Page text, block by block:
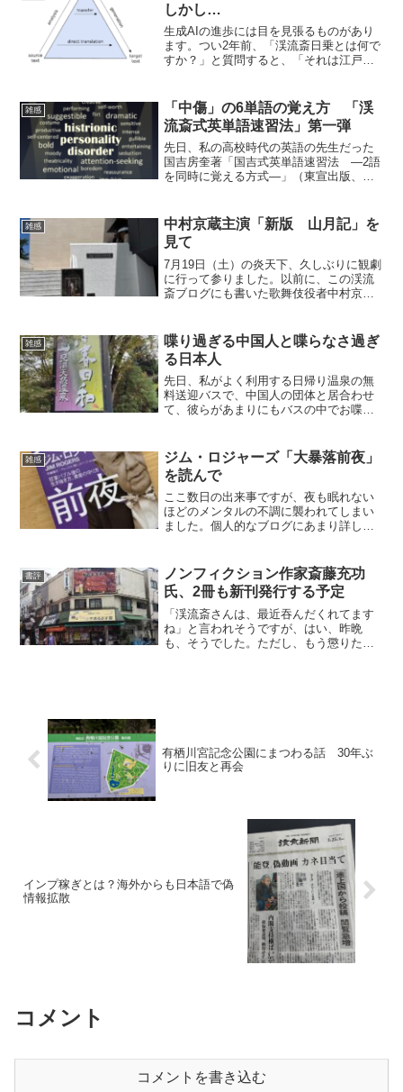
しかし…
生成AIの進歩には目を見張るものがあり
ます。つい2年前、「渓流斎日乗とは何で
すか？」と質問すると、「それは江戸時
が、今ではちゃんと正しく答えてくれま
す。烏滸がましいので、...
雑感
「中傷」の6単語の覚え方 「渓
流斎式英単語速習法」第一弾
先日、私の高校時代の英語の先生だった
国吉房奎著「国吉式英単語速習法 ―2語
を同時に覚える方式―」（東宣出版、
て、もう1週間近く経つのにまだ届きませ
んが、大型連休の影響...
雑感
中村京蔵主演「新版 山月記」を
見て
7月19日（土）の炎天下、久しぶりに観劇
に行って参りました。以前に、この渓流
斎ブログにも書いた歌舞伎役者中村京蔵
付）です。場所は東京・目黒の喜多能楽
堂です。今年3月、同...
雑感
喋り過ぎる中国人と喋らなさ過ぎ
る日本人
先日、私がよく利用する日帰り温泉の無
料送迎バスで、中国人の団体と居合わせ
て、彼らがあまりにもバスの中でお喋り
すと、あまりにも静かにしているので、
気持ちが悪いぐらいです（...
雑感
ジム・ロジャーズ「大暴落前夜」
を読んで
ここ数日の出来事ですが、夜も眠れない
ほどのメンタルの不調に襲われてしまい
ました。個人的なブログにあまり詳しく
ちも行かなくなってしまったのです。
株などの証券とは違い元本...
書評
ノンフィクション作家斎藤充功
氏、2冊も新刊発行する予定
「渓流斎さんは、最近吞んだくれてます
ね」と言われそうですが、はい、昨晩
も、そうでした。ただし、もう懲りたの
有栖川宮記念公園にまつわる話 30年ぶ
りに旧友と再会
インプ稼ぎとは？海外からも日本語で偽
情報拡散
コメント
コメントを書き込む